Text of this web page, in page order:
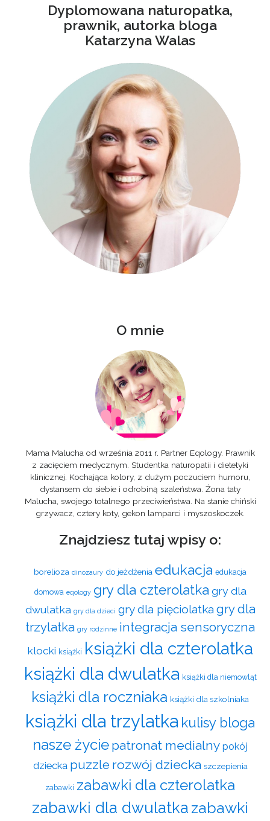
wpisachDyplomowana naturopatka,
prawnik, autorka bloga
Katarzyna Walas
O mnie
Mama Malucha od września 2011 r. Partner Eqology. Prawnik
z zacięciem medycznym. Studentka naturopatii i dietetyki
klinicznej. Kochająca kolory, z dużym poczuciem humoru,
dystansem do siebie i odrobiną szaleństwa. Żona taty
Malucha, swojego totalnego przeciwieństwa. Na stanie chiński
grzywacz, cztery koty, gekon lamparci i myszoskoczek.
Znajdziesz tutaj wpisy o:
borelioza dinozaury do jeżdżenia edukacja edukacja
domowa eqology gry dla czterolatka gry dla
dwulatka gry dla dzieci gry dla pięciolatka gry dla
trzylatka gry rodzinne integracja sensoryczna
klocki książki książki dla czterolatka
książki dla dwulatka książki dla niemowląt
książki dla roczniaka książki dla szkolniaka
książki dla trzylatka kulisy bloga
nasze życie patronat medialny pokój
dziecka puzzle rozwój dziecka szczepienia
zabawki zabawki dla czterolatka
zabawki dla dwulatka zabawki